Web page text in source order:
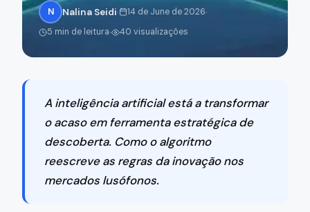
N Nalina Seidi· 14 de June de 2026·
5 min de leitura· 40 visualizações
A inteligência artificial está a transformar
o acaso em ferramenta estratégica de
descoberta. Como o algoritmo
reescreve as regras da inovação nos
mercados lusófonos.